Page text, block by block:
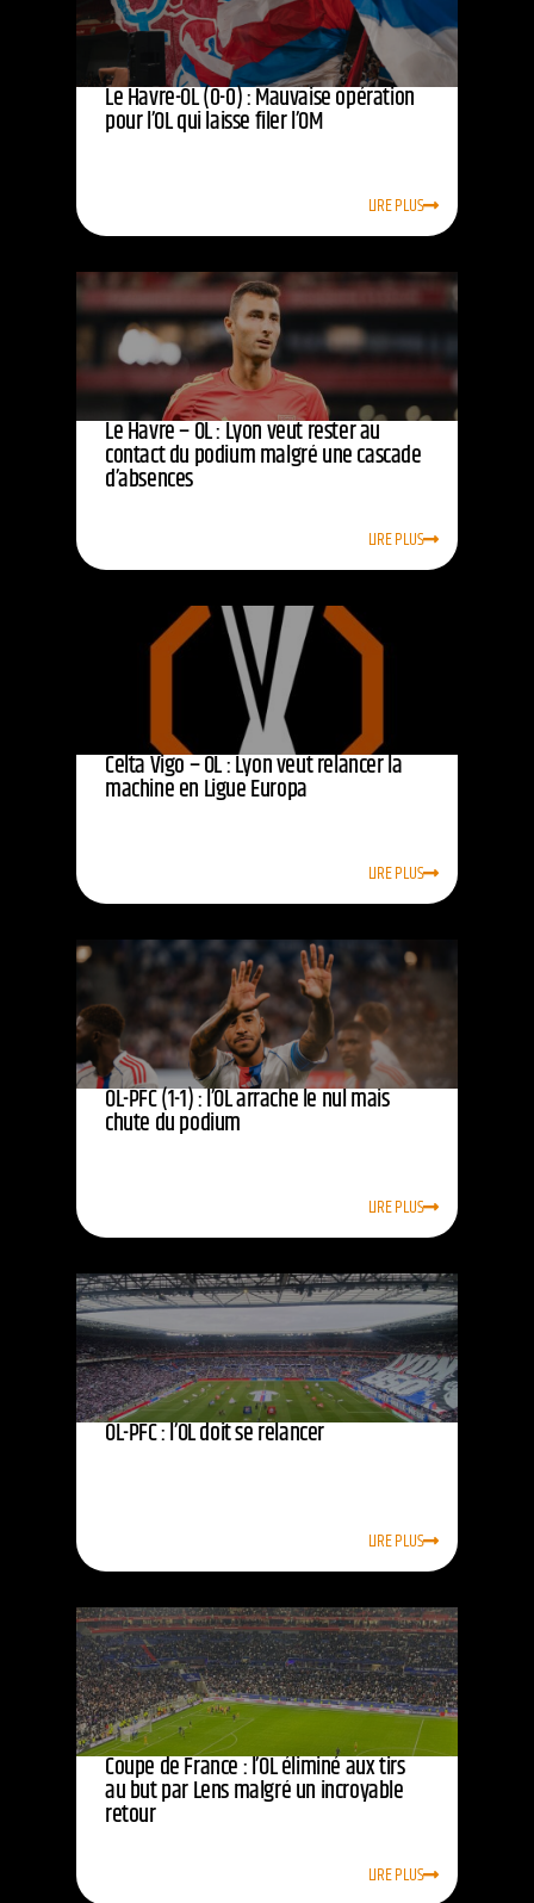
Le Havre-OL (0-0) : Mauvaise opération
pour l’OL qui laisse filer l’OM
LIRE PLUS
Le Havre – OL : Lyon veut rester au
contact du podium malgré une cascade
d’absences
LIRE PLUS
Celta Vigo – OL : Lyon veut relancer la
machine en Ligue Europa
LIRE PLUS
OL-PFC (1-1) : l’OL arrache le nul mais
chute du podium
LIRE PLUS
OL-PFC : l’OL doit se relancer
LIRE PLUS
Coupe de France : l’OL éliminé aux tirs
au but par Lens malgré un incroyable
retour
LIRE PLUS